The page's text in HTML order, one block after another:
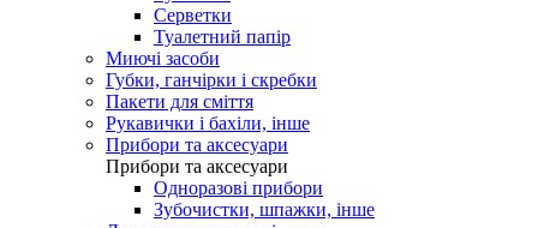
Серветки
Туалетний папір
Миючі засоби
Губки, ганчірки і скребки
Пакети для сміття
Рукавички і бахіли, інше
Прибори та аксесуари
Прибори та аксесуари
Одноразові прибори
Зубочистки, шпажки, інше